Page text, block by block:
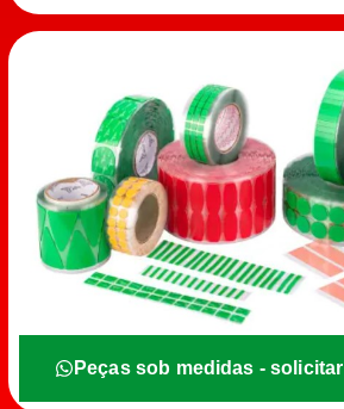
Peças sob medidas - solicitar